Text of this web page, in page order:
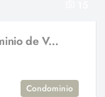
30 metro cuadrado 1 ` 1 Baño Condominio de Venta
Condominio